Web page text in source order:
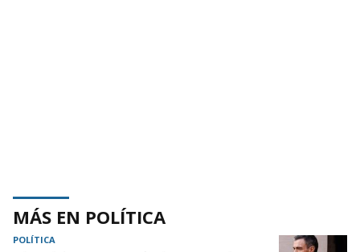
MÁS EN POLÍTICA
POLÍTICA